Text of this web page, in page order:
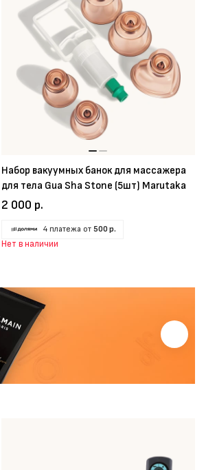
Набор вакуумных банок для массажера
для тела Gua Sha Stone (5шт) Marutaka
2 000 р.
4 платежа от 500 р.
Нет в наличии